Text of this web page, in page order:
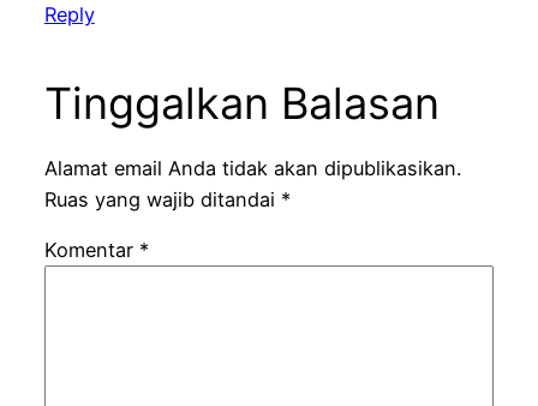
Reply
Tinggalkan Balasan
Alamat email Anda tidak akan dipublikasikan.
Ruas yang wajib ditandai *
Komentar *